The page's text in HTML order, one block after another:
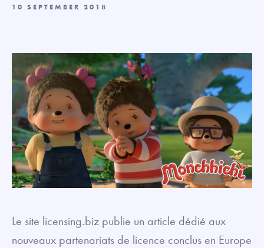
10 SEPTEMBER 2018
Le site licensing.biz publie un article dédié aux
nouveaux partenariats de licence conclus en Europe